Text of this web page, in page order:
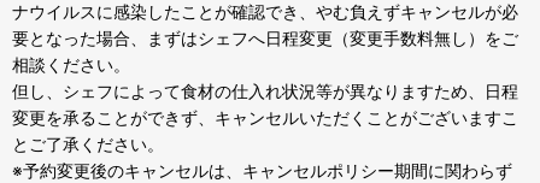
ナウイルスに感染したことが確認でき、やむ負えずキャンセルが必
要となった場合、まずはシェフへ日程変更（変更手数料無し）をご
相談ください。
但し、シェフによって食材の仕入れ状況等が異なりますため、日程
変更を承ることができず、キャンセルいただくことがございますこ
とご了承ください。
※予約変更後のキャンセルは、キャンセルポリシー期間に関わらず